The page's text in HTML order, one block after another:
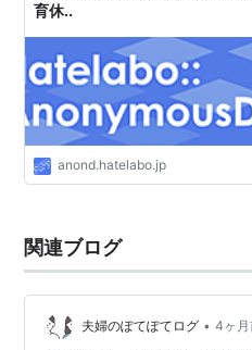
育休..
anond.hatelabo.jp
関連ブログ
夫婦のぽてぽてログ • 4ヶ